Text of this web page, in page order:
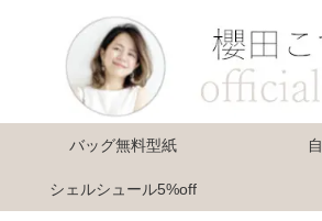
バッグ無料型紙
シェルシュール5%off